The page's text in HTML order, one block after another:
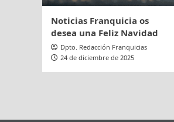
Noticias Franquicia os
desea una Feliz Navidad
Dpto. Redacción Franquicias
24 de diciembre de 2025